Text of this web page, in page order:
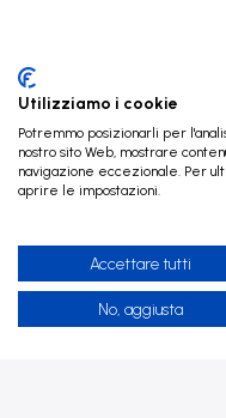
Utilizziamo i cookie
Potremmo posizionarli per
nostro sito Web, mostrare
navigazione eccezionale. Per
aprire le impostazioni.
Accettare tutti
No, aggiusta